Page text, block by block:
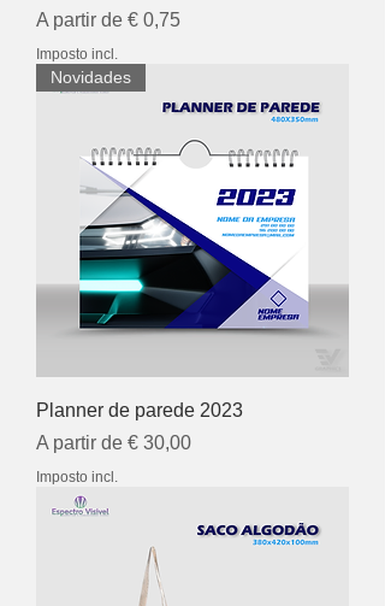
A partir de € 0,75
Preço promocional
Imposto incl.
Novidades
Planner de parede 2023
A partir de € 30,00
Preço promocional
Imposto incl.